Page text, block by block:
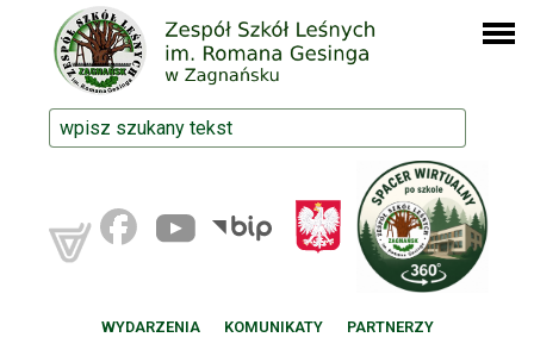
WYDARZENIA KOMUNIKATY PARTNERZY